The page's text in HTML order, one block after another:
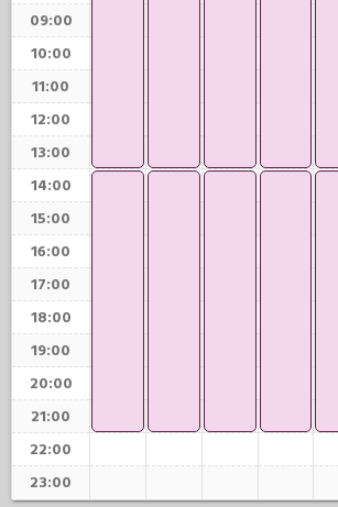
09:00
10:00
11:00
12:00
13:00
14:00
15:00
16:00
17:00
18:00
19:00
20:00
21:00
22:00
23:00